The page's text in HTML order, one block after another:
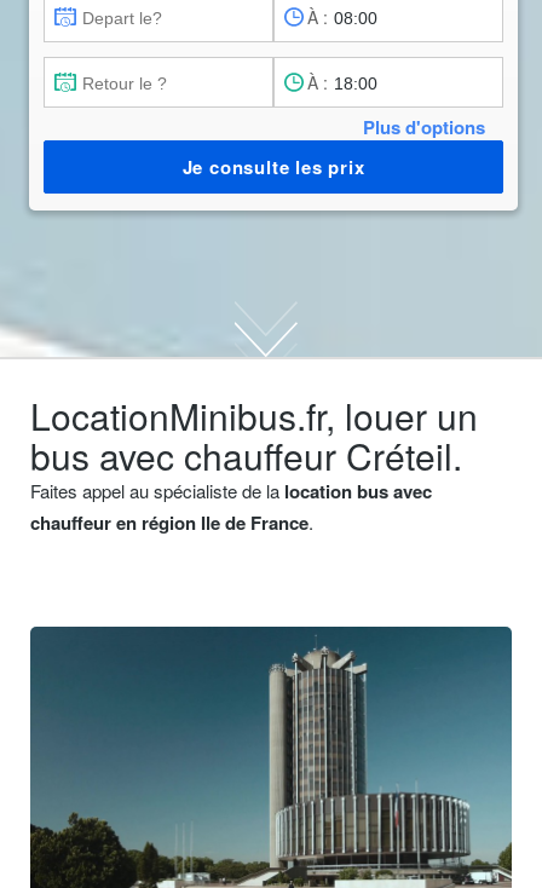
À :
À :
Plus d'options
Je consulte les prix
LocationMinibus.fr, louer un
bus avec chauffeur Créteil.
Faites appel au spécialiste de la location bus avec
chauffeur en région Ile de France.